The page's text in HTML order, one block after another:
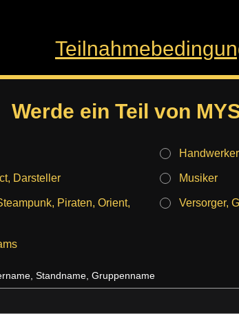
Werde ein Teil von
Handwerker
Darsteller Musiker
Piraten, Orient,
Versorger,
Standname, Gruppenname